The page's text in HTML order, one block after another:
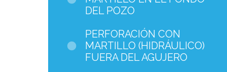
DEL POZO
PERFORACIÓN CON
MARTILLO (HIDRÁULICO)
FUERA DEL AGUJERO